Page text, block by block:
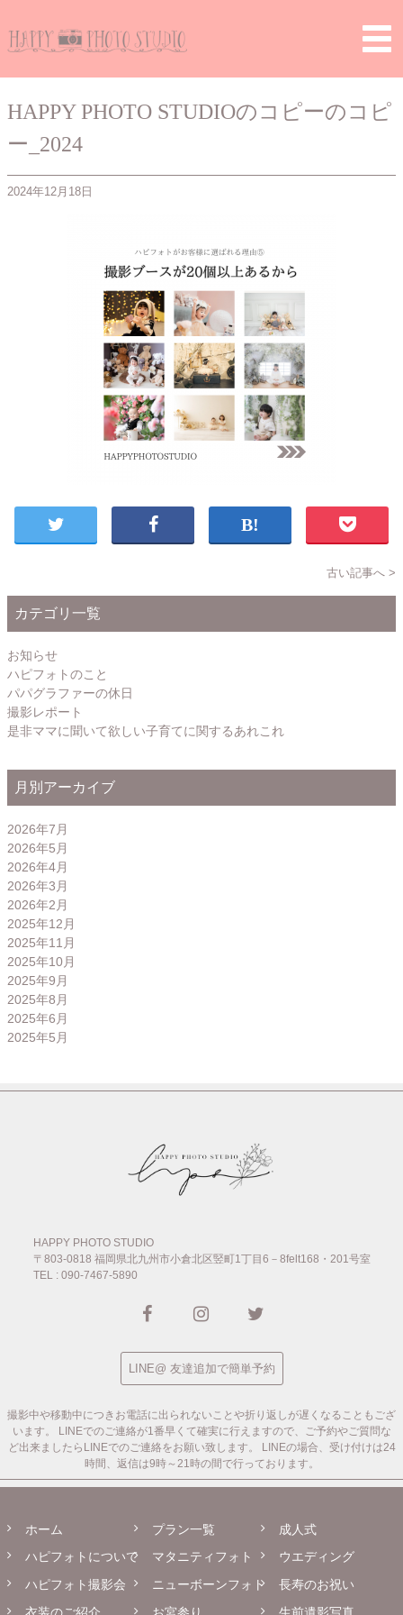
_20241218_113432_0004
HAPPY PHOTO STUDIOのコピーのコピ
ー_2024
2024年12月18日
古い記事へ >
カテゴリ一覧
お知らせ
ハピフォトのこと
パパグラファーの休日
撮影レポート
是非ママに聞いて欲しい子育てに関するあれこれ
月別アーカイブ
2026年7月
2026年5月
2026年4月
2026年3月
2026年2月
2025年12月
2025年11月
2025年10月
2025年9月
2025年8月
2025年6月
2025年5月
HAPPY PHOTO STUDIO
〒803-0818 福岡県北九州市小倉北区竪町1丁目6－8felt168・201号室
TEL : 090-7467-5890
LINE@ 友達追加で簡単予約
撮影中や移動中につきお電話に出られないことや折り返しが遅くなることもござ
います。
LINEでのご連絡が1番早くて確実に行えますので、ご予約やご質問な
ど出来ましたらLINEでのご連絡をお願い致します。
LINEの場合、受け付けは24
時間、返信は9時～21時の間で行っております。
ホーム
ハピフォトについて
ハピフォト撮影会
プラン一覧
マタニティフォト
ニューボーンフォト
成人式
ウエディング
長寿のお祝い